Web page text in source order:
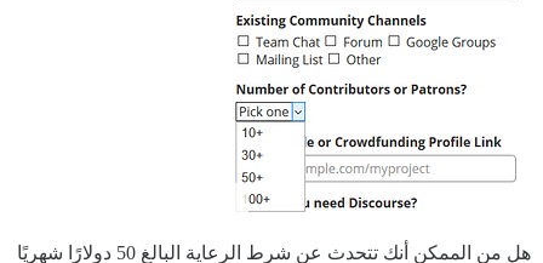
هل من الممكن أنك تتحدث عن شرط الرعاية البالغ 50 دولارًا شهريًا